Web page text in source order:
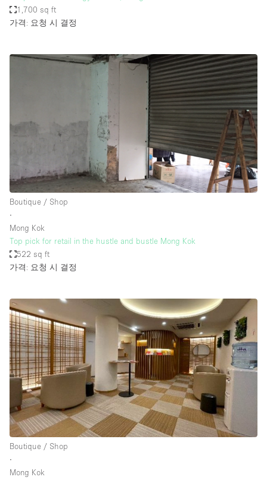
1,700 sq ft
가격: 요청 시 결정
Boutique / Shop
∙
Mong Kok
Top pick for retail in the hustle and bustle Mong Kok
522 sq ft
가격: 요청 시 결정
Boutique / Shop
∙
Mong Kok